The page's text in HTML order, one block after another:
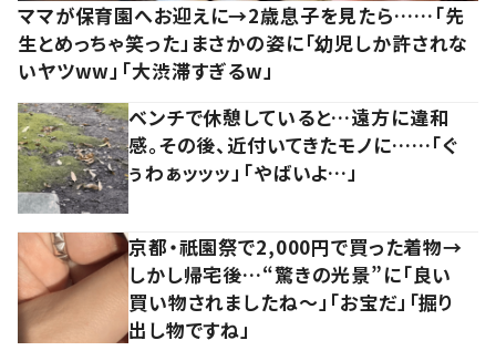
ママが保育園へお迎えに→2歳息子を見たら……「先
生とめっちゃ笑った」まさかの姿に「幼児しか許されな
いヤツww」「大渋滞すぎるw」
ベンチで休憩していると…遠方に違和
感。その後、近付いてきたモノに……「ぐ
ぅわぁッッッ」「やばいよ…」
京都・祇園祭で2,000円で買った着物→
しかし帰宅後…“驚きの光景”に「良い
買い物されましたね～」「お宝だ」「掘り
出し物ですね」